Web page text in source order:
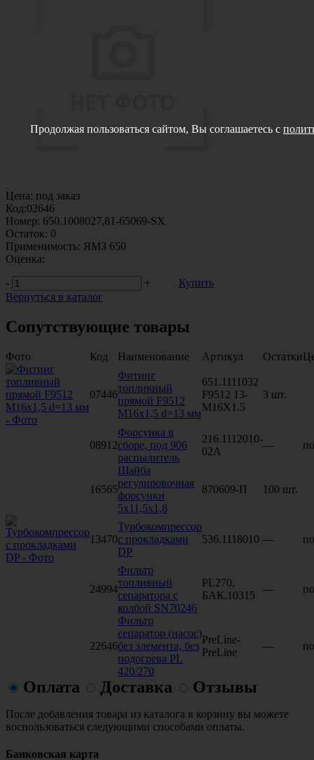
Цена: под заказ
Код:02646
Номер: 650.1008027,81-65069-SX
Остаток: 0
Применимость: ЯМЗ 650
Оценка:
-
+
Купить
Вернуться в каталог
Сопутствующие товары
Фото Код Наименование Артикул Остатки
07446
Фитинг
топливный
прямой F9512
М16х1,5 d=13 мм
651.1111032
F9512 13-
M16X1.5
3 шт.
08912
Форсунка в
сборе, под 906
распылитель
216.1112010-
02А
—
16565
Шайба
регулировочная
форсунки
5х11,5х1,8
870609-П 100 шт.
13470
Турбокомпрессор
с прокладками
DP
536.1118010 —
24994
Фильтр
топливный
сепаратора с
колбой SN70246
PL270,
БАК.10315
—
22646
Фильтр
сепаратор (насос)
без элемента, без
подогрева PL
420/270
PreLine-
PreLine
—
Оплата Доставка Отзывы
После добавления товара из каталога в корзину вы можете
воспользоваться следующими способами оплаты.
Банковская карта
Продолжая пользоваться сайтом, Вы соглашаетесь с